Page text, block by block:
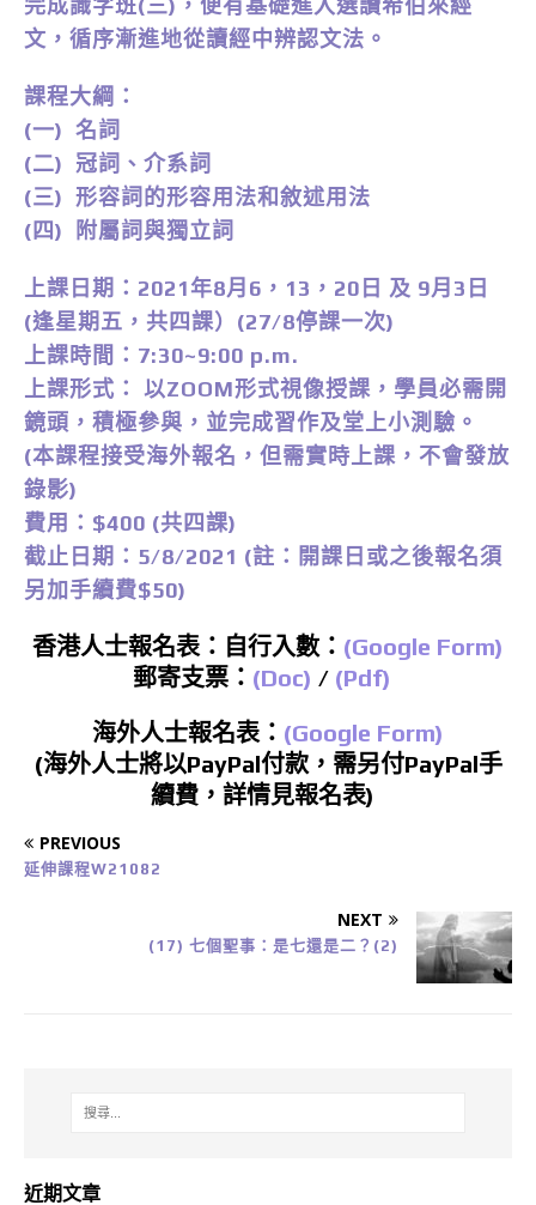
完成識字班(三)，便有基礎進入選讀希伯來經
文，循序漸進地從讀經中辨認文法。
課程大綱：
(一) 名詞
(二) 冠詞、介系詞
(三) 形容詞的形容用法和敘述用法
(四) 附屬詞與獨立詞
上課日期：2021年8月6，13，20日 及 9月3日
(逢星期五，共四課）(27/8停課一次)
上課時間：7:30~9:00 p.m.
上課形式： 以ZOOM形式視像授課，學員必需開
鏡頭，積極參與，並完成習作及堂上小測驗。
(本課程接受海外報名，但需實時上課，不會發放
錄影)
費用：$400 (共四課)
截止日期：5/8/2021 (註：開課日或之後報名須
另加手續費$50)
香港人士報名表：自行入數： (Google Form)
郵寄支票： (Doc) / (Pdf)
海外人士報名表： (Google Form)
(海外人士將以PayPal付款，需另付PayPal手
續費，詳情見報名表)
PREVIOUS
延伸課程W21082
NEXT
(17) 七個聖事：是七還是二？(2)
近期文章